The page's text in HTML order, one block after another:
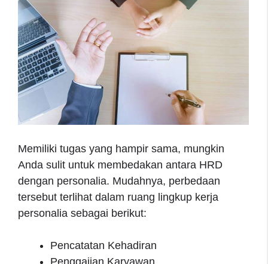
Memiliki tugas yang hampir sama, mungkin
Anda sulit untuk membedakan antara HRD
dengan personalia. Mudahnya, perbedaan
tersebut terlihat dalam ruang lingkup kerja
personalia sebagai berikut:
Pencatatan Kehadiran
Penggajian Karyawan